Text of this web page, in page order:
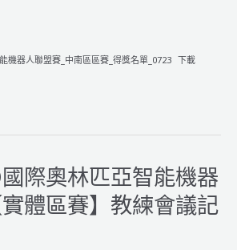
機器人聯盟賽_中南區區賽_得獎名單_0723 下載
際奧林匹亞智能機器
體區賽】教練會議記